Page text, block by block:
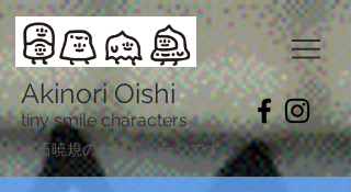
Akinori Oishi
tiny smile characters
​大石暁規のホームページです。